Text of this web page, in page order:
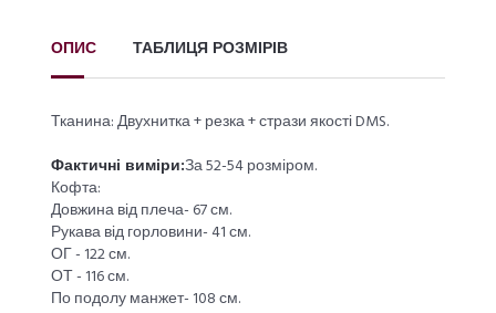
ОПИС ТАБЛИЦЯ РОЗМІРІВ
Тканина: Двухнитка + резка + стрази якості DMS.
Фактичні виміри:За 52-54 розміром.
Кофта:
Довжина від плеча- 67 см.
Рукава від горловини- 41 см.
ОГ - 122 см.
ОТ - 116 см.
По подолу манжет- 108 см.